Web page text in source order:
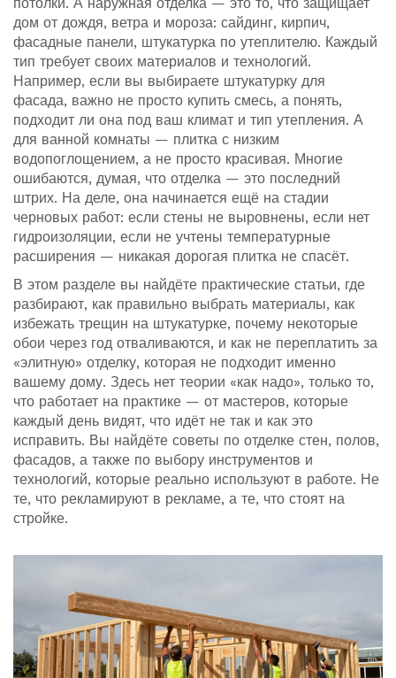
дом от дождя, ветра и мороза: сайдинг, кирпич,
фасадные панели, штукатурка по утеплителю. Каждый
тип требует своих материалов и технологий.
Например, если вы выбираете штукатурку для
фасада, важно не просто купить смесь, а понять,
подходит ли она под ваш климат и тип утепления. А
для ванной комнаты — плитка с низким
водопоглощением, а не просто красивая. Многие
ошибаются, думая, что отделка — это последний
штрих. На деле, она начинается ещё на стадии
черновых работ: если стены не выровнены, если нет
гидроизоляции, если не учтены температурные
расширения — никакая дорогая плитка не спасёт.
В этом разделе вы найдёте практические статьи, где
разбирают, как правильно выбрать материалы, как
избежать трещин на штукатурке, почему некоторые
обои через год отваливаются, и как не переплатить за
«элитную» отделку, которая не подходит именно
вашему дому. Здесь нет теории «как надо», только то,
что работает на практике — от мастеров, которые
каждый день видят, что идёт не так и как это
исправить. Вы найдёте советы по отделке стен, полов,
фасадов, а также по выбору инструментов и
технологий, которые реально используют в работе. Не
те, что рекламируют в рекламе, а те, что стоят на
стройке.